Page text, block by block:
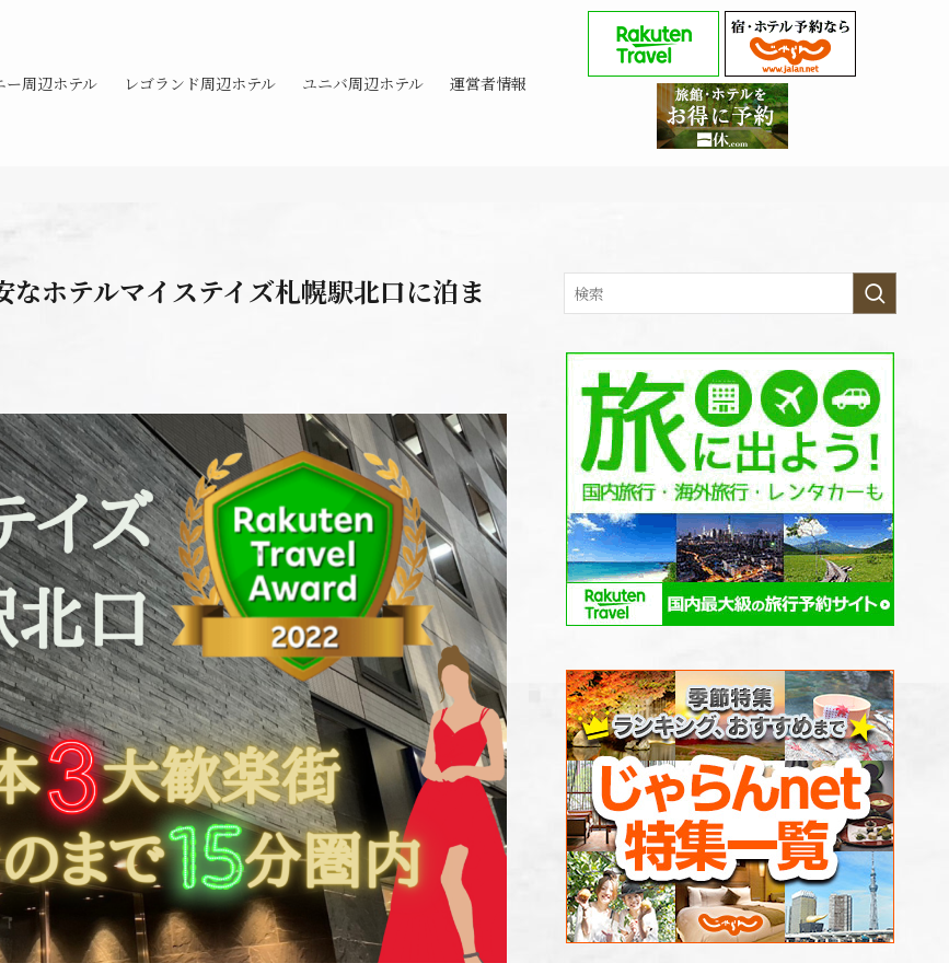
ー周辺ホテル レゴランド周辺ホテル ユニバ周辺ホテル 運営者情報
なホテルマイステイズ札幌駅北口に泊ま